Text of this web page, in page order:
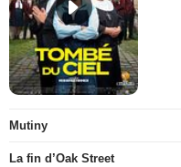
Mutiny
La fin d’Oak Street